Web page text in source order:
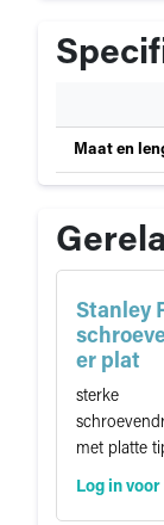
Stanley
p
e
c
f
i
a
Maat en
Stanley
er plat
sterke
met platte
Log in